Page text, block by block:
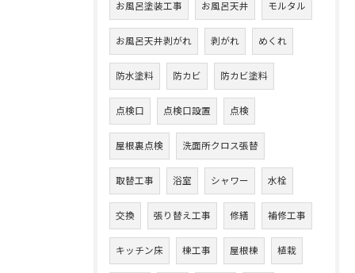
お風呂塗装工事 お風呂天井 モルタル
お風呂天井剥がれ 剥がれ めくれ
防水塗料 防カビ 防カビ塗料
点検口 点検口設置 点検
屋根裏点検 洗面所クロス張替
取替工事 浴室 シャワー 水栓
交換 張り替え工事 修繕 補修工事
キッチン床 棟工事 屋根棟 植栽